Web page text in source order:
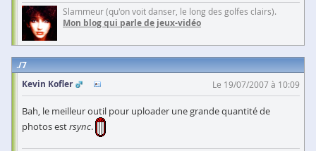
Slammeur (qu'on voit danser, le long des golfes clairs).
Mon blog qui parle de jeux-vidéo
7
Kevin Kofler
Le 19/07/2007 à 10:09
Bah, le meilleur outil pour uploader une grande quantité de
photos estrsync.